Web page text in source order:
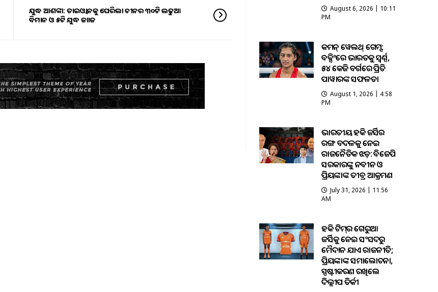
ଯୁଦ୍ଧ ଆଶଙ୍କା: ତାଇଓ୍ବାନକୁ ଘେରିଲା ଚୀନର ୩୦ଟି ଲଢୁଆ
ବିମାନ ଓ ୫ଟି ଯୁଦ୍ଧ ଜାହାଜ
August 6, 2026 | 10:11
PM
କମନ୍ ୱେଲଥ୍ ଗେମ୍ସ:
ବକ୍ସିଂରେ ଭାରତକୁ ସ୍ବର୍ଣ୍ଣ,
୫୪ କେଜି ବର୍ଗରେ ପ୍ରିତି
ପାୱାରଙ୍କ ସଫଳତା
August 1, 2026 | 4:58
PM
ଭାରତୀୟ ହକି ଜର୍ସିର
ରଙ୍ଗ ବଦଳକୁ ନେଇ
ରାଜନୈତିକ ଝଡ଼: ବିଜେପି
ସରକାରଙ୍କୁ ନବୀନ ଓ
ପ୍ରିୟଙ୍କାଙ୍କ ତୀବ୍ର ଆକ୍ରମଣ
July 31, 2026 | 11:56
AM
ହକି ଟିମ୍‌ର ଗେରୁଆ
ଜର୍ସିକୁ ନେଇ ସଂସଦରୁ
ମୈଦାନ ଯାଏଁ ରାଜନୀତି;
ପ୍ରିୟଙ୍କାଙ୍କ ସମାଲୋଚନା,
ସ୍ପଷ୍ଟୀକରଣ ରଖିଲେ
ଦିଲ୍ଲୀପ ତିର୍କୀ